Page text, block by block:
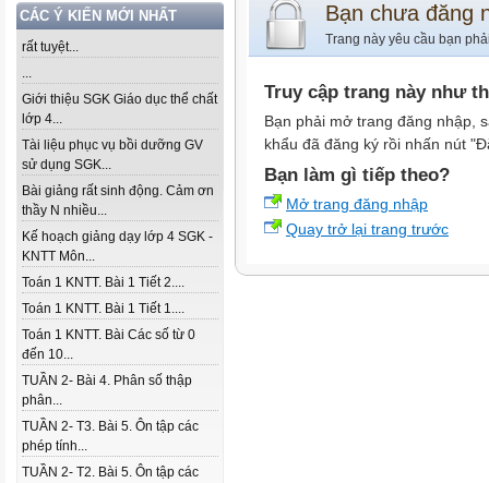
CÁC Ý KIẾN MỚI NHẤT
rất tuyệt...
...
Giới thiệu SGK Giáo dục thể chất
lớp 4...
Tài liệu phục vụ bồi dưỡng GV
sử dụng SGK...
Bài giảng rất sinh động. Cảm ơn
thầy N nhiều...
Kế hoạch giảng dạy lớp 4 SGK -
KNTT Môn...
Toán 1 KNTT. Bài 1 Tiết 2....
Toán 1 KNTT. Bài 1 Tiết 1....
Toán 1 KNTT. Bài Các số từ 0
đến 10...
TUẦN 2- Bài 4. Phân số thập
phân...
TUẦN 2- T3. Bài 5. Ôn tập các
phép tính...
TUẦN 2- T2. Bài 5. Ôn tập các
Bạn chưa đăng
Trang này yêu cầu bạn
Truy cập trang này như
Bạn phải mở trang đăng nhập,
khẩu đã đăng ký rồi nhấn nút
Bạn làm gì tiếp theo?
Mở trang đăng nhập
Quay trở lại trang trước